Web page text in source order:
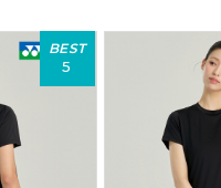
BEST
5